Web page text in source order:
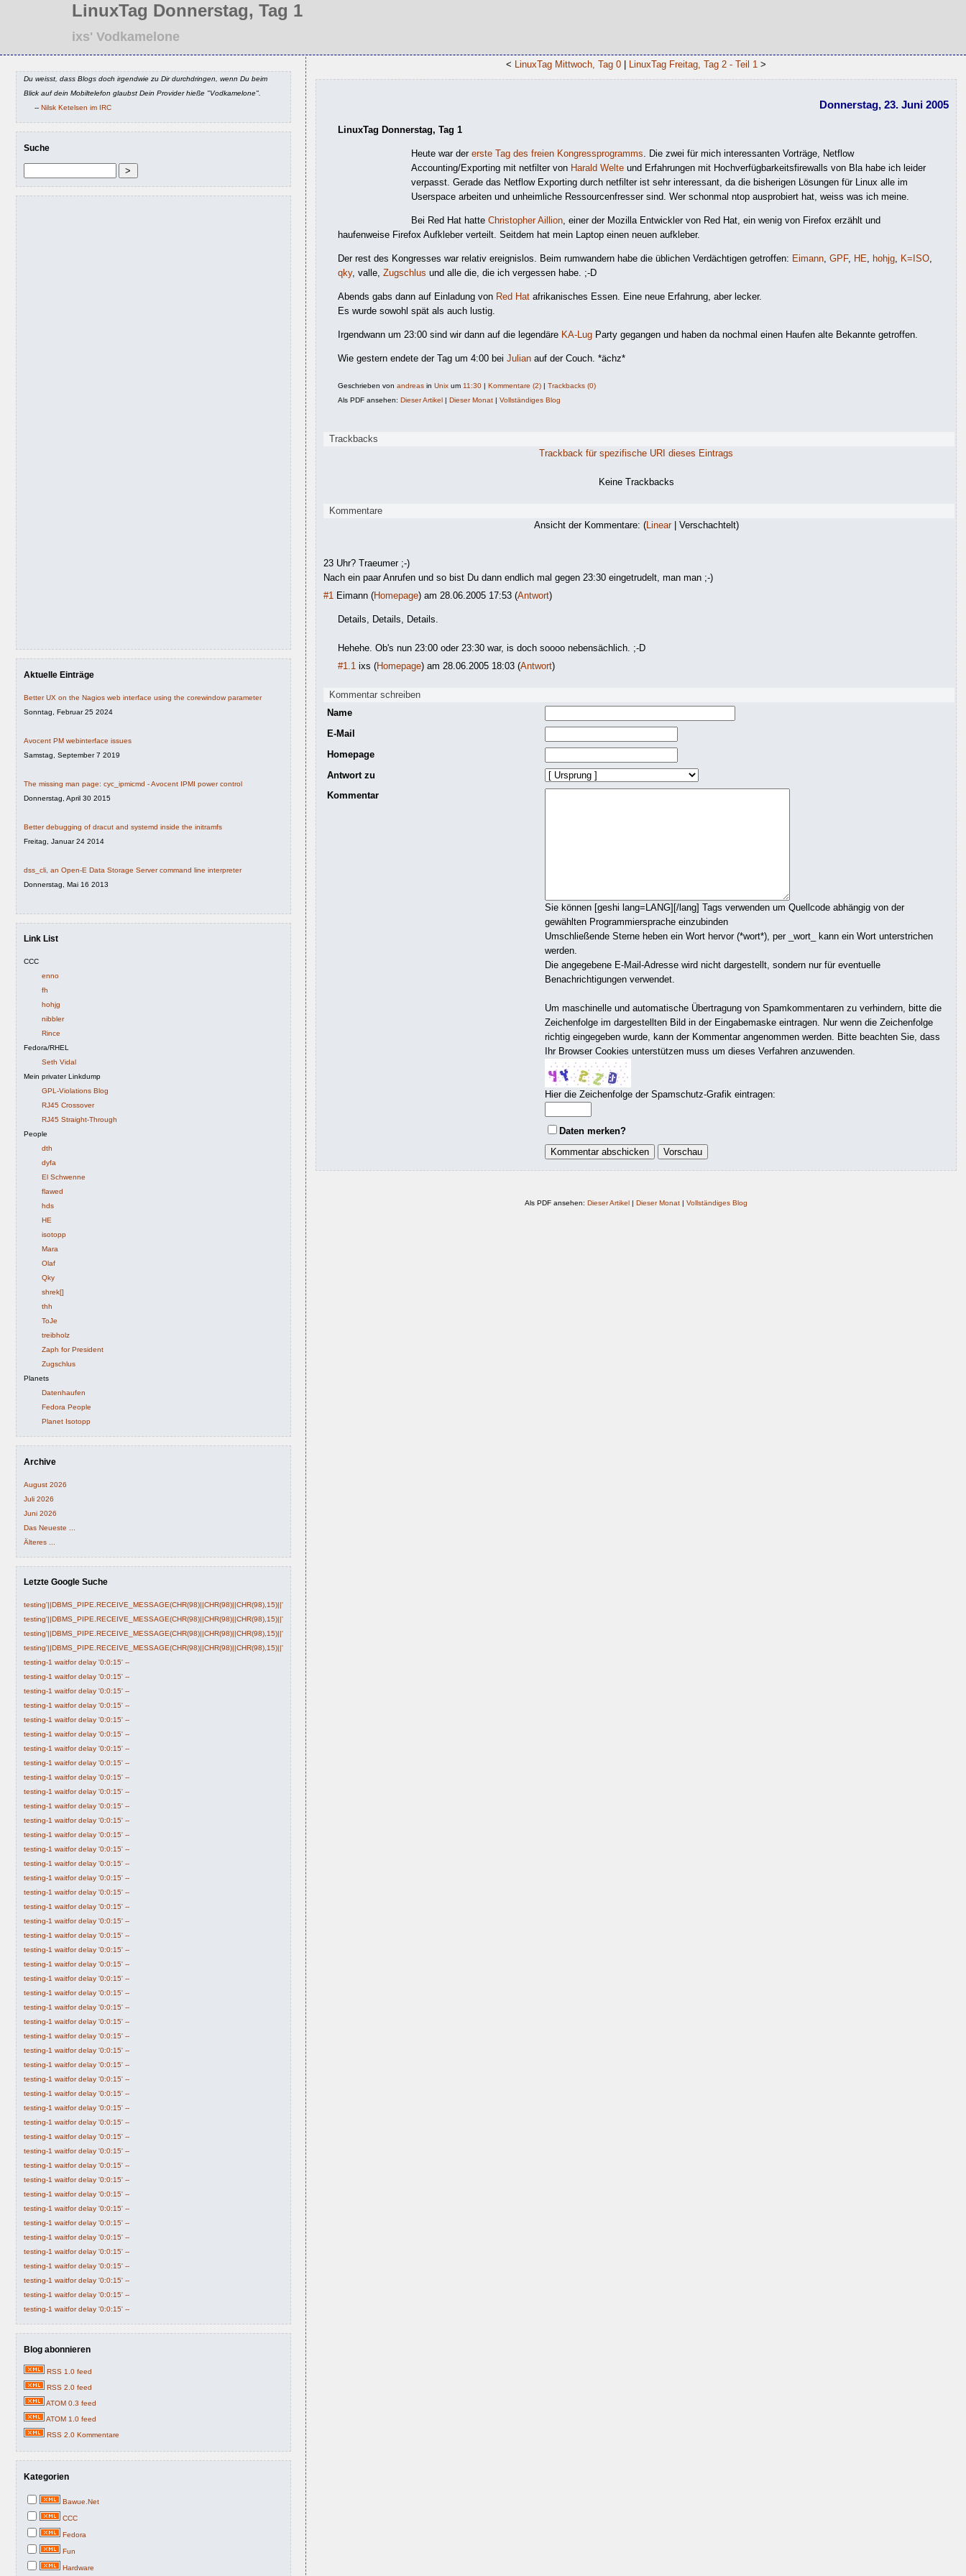
LinuxTag Donnerstag, Tag 1
ixs' Vodkamelone
Du weisst, dass Blogs doch irgendwie zu Dir durchdringen, wenn Du beim
Blick auf dein Mobiltelefon glaubst Dein Provider hieße "Vodkamelone".
-- Nilsk Ketelsen im IRC
Suche
Aktuelle Einträge
Better UX on the Nagios web interface using the corewindow parameter
Sonntag, Februar 25 2024
Avocent PM webinterface issues
Samstag, September 7 2019
The missing man page: cyc_ipmicmd - Avocent IPMI power control
Donnerstag, April 30 2015
Better debugging of dracut and systemd inside the initramfs
Freitag, Januar 24 2014
dss_cli, an Open-E Data Storage Server command line interpreter
Donnerstag, Mai 16 2013
Link List
CCC
enno
fh
hohjg
nibbler
Rince
Fedora/RHEL
Seth Vidal
Mein privater Linkdump
GPL-Violations Blog
RJ45 Crossover
RJ45 Straight-Through
People
dth
dyfa
El Schwenne
flawed
hds
HE
isotopp
Mara
Olaf
Qky
shrek[]
thh
ToJe
treibholz
Zaph for President
Zugschlus
Planets
Datenhaufen
Fedora People
Planet Isotopp
Archive
August 2026
Juli 2026
Juni 2026
Das Neueste ...
Älteres ...
Letzte Google Suche
testing'||DBMS_PIPE.RECEIVE_MESSAGE(CHR(98)||CHR(98)||CHR(98),15)||'
testing'||DBMS_PIPE.RECEIVE_MESSAGE(CHR(98)||CHR(98)||CHR(98),15)||'
testing'||DBMS_PIPE.RECEIVE_MESSAGE(CHR(98)||CHR(98)||CHR(98),15)||'
testing'||DBMS_PIPE.RECEIVE_MESSAGE(CHR(98)||CHR(98)||CHR(98),15)||'
testing-1 waitfor delay '0:0:15' --
testing-1 waitfor delay '0:0:15' --
testing-1 waitfor delay '0:0:15' --
testing-1 waitfor delay '0:0:15' --
testing-1 waitfor delay '0:0:15' --
testing-1 waitfor delay '0:0:15' --
testing-1 waitfor delay '0:0:15' --
testing-1 waitfor delay '0:0:15' --
testing-1 waitfor delay '0:0:15' --
testing-1 waitfor delay '0:0:15' --
testing-1 waitfor delay '0:0:15' --
testing-1 waitfor delay '0:0:15' --
testing-1 waitfor delay '0:0:15' --
testing-1 waitfor delay '0:0:15' --
testing-1 waitfor delay '0:0:15' --
testing-1 waitfor delay '0:0:15' --
testing-1 waitfor delay '0:0:15' --
testing-1 waitfor delay '0:0:15' --
testing-1 waitfor delay '0:0:15' --
testing-1 waitfor delay '0:0:15' --
testing-1 waitfor delay '0:0:15' --
testing-1 waitfor delay '0:0:15' --
testing-1 waitfor delay '0:0:15' --
testing-1 waitfor delay '0:0:15' --
testing-1 waitfor delay '0:0:15' --
testing-1 waitfor delay '0:0:15' --
testing-1 waitfor delay '0:0:15' --
testing-1 waitfor delay '0:0:15' --
testing-1 waitfor delay '0:0:15' --
testing-1 waitfor delay '0:0:15' --
testing-1 waitfor delay '0:0:15' --
testing-1 waitfor delay '0:0:15' --
testing-1 waitfor delay '0:0:15' --
testing-1 waitfor delay '0:0:15' --
testing-1 waitfor delay '0:0:15' --
testing-1 waitfor delay '0:0:15' --
testing-1 waitfor delay '0:0:15' --
testing-1 waitfor delay '0:0:15' --
testing-1 waitfor delay '0:0:15' --
testing-1 waitfor delay '0:0:15' --
testing-1 waitfor delay '0:0:15' --
testing-1 waitfor delay '0:0:15' --
testing-1 waitfor delay '0:0:15' --
testing-1 waitfor delay '0:0:15' --
testing-1 waitfor delay '0:0:15' --
testing-1 waitfor delay '0:0:15' --
Blog abonnieren
RSS 1.0 feed
RSS 2.0 feed
ATOM 0.3 feed
ATOM 1.0 feed
RSS 2.0 Kommentare
Kategorien
Bawue.Net
CCC
Fedora
Fun
Hardware
< LinuxTag Mittwoch, Tag 0 LinuxTag Freitag, Tag 2 - Teil 1 >
Donnerstag, 23. Juni 2005
LinuxTag Donnerstag, Tag 1
Heute war der erste Tag des freien Kongressprogramms. Die zwei für mich interessanten Vorträge, Netflow
Accounting/Exporting mit netfilter von Harald Welte und Erfahrungen mit Hochverfügbarkeitsfirewalls von Bla habe ich leider
verpasst. Gerade das Netflow Exporting durch netfilter ist sehr interessant, da die bisherigen Lösungen für Linux alle im
Userspace arbeiten und unheimliche Ressourcenfresser sind. Wer schonmal ntop ausprobiert hat, weiss was ich meine.
Bei Red Hat hatte Christopher Aillion, einer der Mozilla Entwickler von Red Hat, ein wenig von Firefox erzählt und
haufenweise Firefox Aufkleber verteilt. Seitdem hat mein Laptop einen neuen aufkleber.
Der rest des Kongresses war relativ ereignislos. Beim rumwandern habe die üblichen Verdächtigen getroffen: Eimann, GPF, HE, hohjg, K=ISO,
qky, valle, Zugschlus und alle die, die ich vergessen habe. ;-D
Abends gabs dann auf Einladung von Red Hat afrikanisches Essen. Eine neue Erfahrung, aber lecker.
Es wurde sowohl spät als auch lustig.
Irgendwann um 23:00 sind wir dann auf die legendäre KA-Lug Party gegangen und haben da nochmal einen Haufen alte Bekannte getroffen.
Wie gestern endete der Tag um 4:00 bei Julian auf der Couch. *ächz*
Geschrieben von andreas in Unix um 11:30 Kommentare (2)
Trackbacks (0)
Als PDF ansehen: Dieser Artikel Dieser Monat Vollständiges Blog
Trackbacks
Trackback für spezifische URI dieses Eintrags
Keine Trackbacks
Kommentare
Ansicht der Kommentare: (Linear| Verschachtelt)
23 Uhr? Traeumer ;-)
Nach ein paar Anrufen und so bist Du dann endlich mal gegen 23:30 eingetrudelt, man man ;-)
#1 Eimann (Homepage) am 28.06.2005 17:53 (Antwort)
Details, Details, Details.
Hehehe. Ob's nun 23:00 oder 23:30 war, is doch soooo nebensächlich. ;-D
#1.1 ixs (Homepage) am 28.06.2005 18:03 (Antwort)
Kommentar schreiben
Name
E-Mail
Homepage
Antwort zu
Kommentar
Sie können [geshi lang=LANG][/lang] Tags verwenden um Quellcode abhängig von der
gewählten Programmiersprache einzubinden
Umschließende Sterne heben ein Wort hervor (*wort*), per _wort_ kann ein Wort unterstrichen
werden.
Die angegebene E-Mail-Adresse wird nicht dargestellt, sondern nur für eventuelle
Benachrichtigungen verwendet.
Um maschinelle und automatische Übertragung von Spamkommentaren zu verhindern, bitte die
Zeichenfolge im dargestellten Bild in der Eingabemaske eintragen. Nur wenn die Zeichenfolge
richtig eingegeben wurde, kann der Kommentar angenommen werden. Bitte beachten Sie, dass
Ihr Browser Cookies unterstützen muss um dieses Verfahren anzuwenden.
Hier die Zeichenfolge der Spamschutz-Grafik eintragen:
Daten merken?
Als PDF ansehen: Dieser Artikel Dieser Monat Vollständiges Blog